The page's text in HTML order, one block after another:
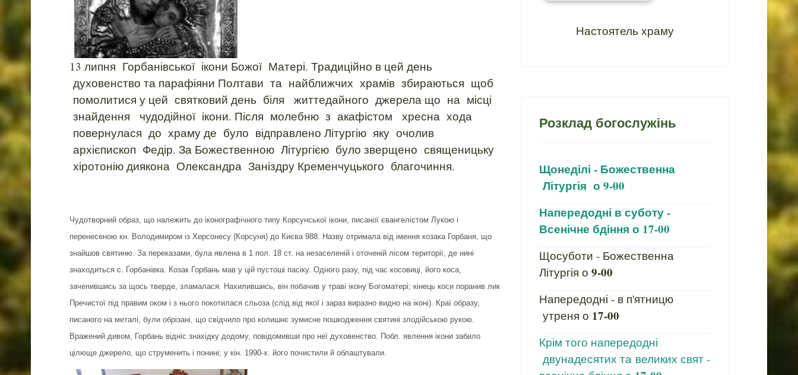
13 липня Горбанівської ікони Божої Матері. Традиційно в цей день
духовенство та парафіяни Полтави та найближчих храмів збираються щоб
помолитися у цей святковий день біля життедайного джерела що на місці
знайдення чудодійної ікони. Після молебню з акафістом хресна хода
повернулася до храму де було відправлено Літургію яку очолив
архієпископ Федір. За Божественною Літургією було зверщено священицьку
хіротонію диякона Олександра Заніздру Кременчуцького благочиння.
Чудотворний образ, що належить до іконографічного типу Корсунської ікони, писаної євангелістом Лукою і
перенесеною кн. Володимиром із Херсонесу (Корсуня) до Києва 988. Назву отримала від імення козака Горбаня, що
знайшов святиню. За переказами, була явлена в 1 пол. 18 ст. на незаселеній і оточеній лісом території, де нині
знаходиться с. Горбанівка. Козак Горбань мав у цій пустоші пасіку. Одного разу, під час косовиці, його коса,
зачепившись за щось тверде, зламалася. Нахилившись, він побачив у траві ікону Богоматері; кінець коси поранив лик
Пречистої під правим оком і з нього покотилася сльоза (слід від якої і зараз виразно видно на іконі). Краї образу,
писаного на металі, були обрізані, що свідчило про колишнє зумисне пошкодження святині злодійською рукою.
Вражений дивом, Горбань відніс знахідку додому, повідомивши про неї духовенство. Побл. явлення ікони забило
цілюще джерело, що струменить і понині; у кін. 1990-х. його почистили й облаштували.
Настоятель храму
Розклад богослужінь
Щонеділі - Божественна
Літургія о 9-00
Напередодні в суботу -
Всенічне бдіння о 17-00
Щосуботи - Божественна
Літургія о 9-00
Напередодні - в п'ятницю
утреня о 17-00
Крім того напередодні
двунадесятих та великих свят -